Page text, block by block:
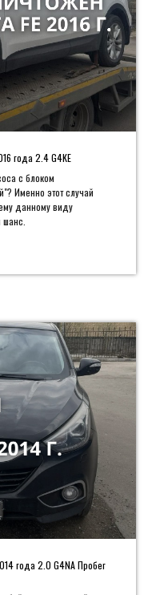
года 2.4 G4KE
с блоком
Именно этот случай
данному виду
года 2.0 G4NA Пробег